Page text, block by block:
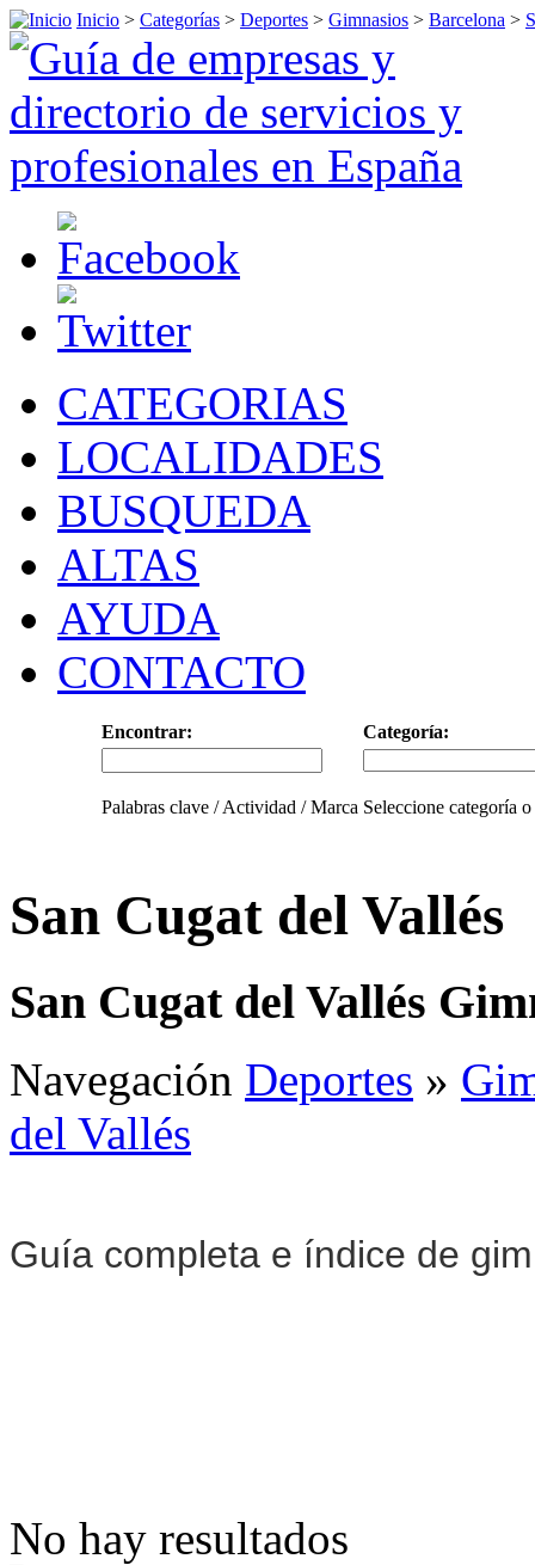
Inicio > Categorías > Deportes > Gimnasios > Barcelona >
CATEGORIAS
LOCALIDADES
BUSQUEDA
ALTAS
AYUDA
CONTACTO
Encontrar: Categoría:
Palabras clave / Actividad / Marca Seleccione categoría
San Cugat del Vallés
San Cugat del Vallés
Navegación Deportes »
del Vallés
Guía completa e índice de
No hay resultados